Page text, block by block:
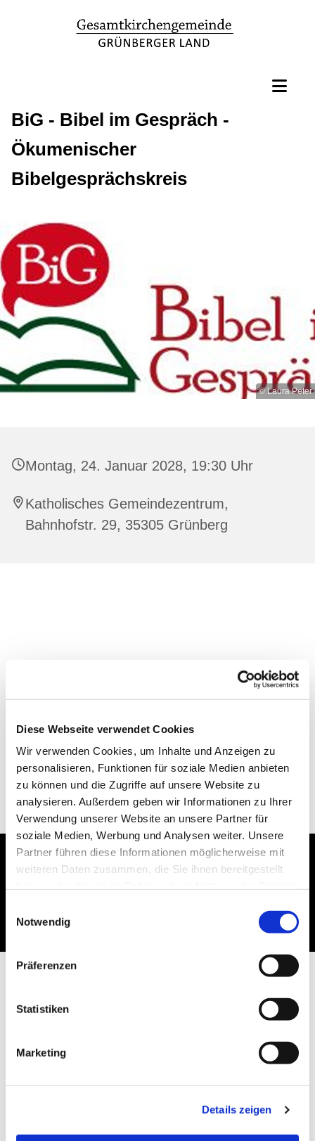
Diese Webseite verwendet Cookies
Wir verwenden Cookies, um Inhalte und Anzeigen zu
personalisieren, Funktionen für soziale Medien anbieten
zu können und die Zugriffe auf unsere Website zu
analysieren. Außerdem geben wir Informationen zu Ihrer
Verwendung unserer Website an unsere Partner für
soziale Medien, Werbung und Analysen weiter. Unsere
Partner führen diese Informationen möglicherweise mit
weiteren Daten zusammen, die Sie ihnen bereitgestellt
Notwendig
Präferenzen
Statistiken
Marketing
Details zeigen
BiG - Bibel im Gespräch -
Ökumenischer
Bibelgesprächskreis
© Laura Peter
Montag, 24. Januar 2028, 19:30 Uhr
Katholisches Gemeindezentrum,
Bahnhofstr. 29, 35305 Grünberg